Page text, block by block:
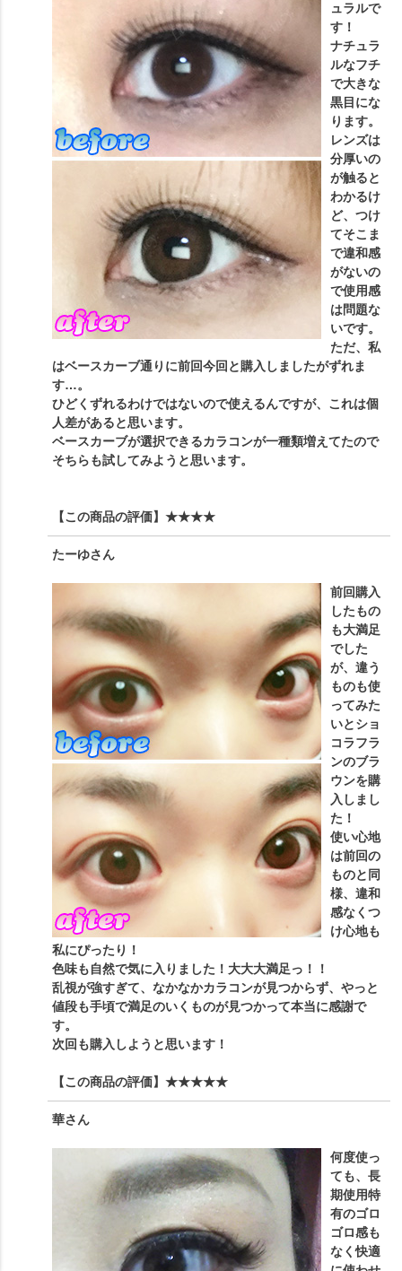
ュラルで
す！
ナチュラ
ルなフチ
で大きな
黒目にな
ります。
レンズは
分厚いの
が触ると
わかるけ
ど、つけ
てそこま
で違和感
がないの
で使用感
は問題な
いです。
ただ、私
はベースカーブ通りに前回今回と購入しましたがずれま
す…。
ひどくずれるわけではないので使えるんですが、これは個
人差があると思います。
ベースカーブが選択できるカラコンが一種類増えてたので
そちらも試してみようと思います。
【この商品の評価】 ★★★★
たーゆさん
前回購入
したもの
も大満足
でした
が、違う
ものも使
ってみた
いとショ
コラフラ
ンのブラ
ウンを購
入しまし
た！
使い心地
は前回の
ものと同
様、違和
感なくつ
け心地も
私にぴったり！
色味も自然で気に入りました！大大大満足っ！！
乱視が強すぎて、なかなかカラコンが見つからず、やっと
値段も手頃で満足のいくものが見つかって本当に感謝で
す。
次回も購入しようと思います！
【この商品の評価】 ★★★★★
華さん
何度使っ
ても、長
期使用特
有のゴロ
ゴロ感も
なく快適